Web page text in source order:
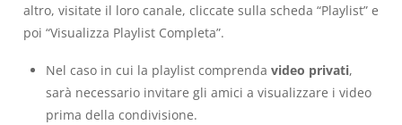
altro, visitate il loro canale, cliccate sulla scheda “Playlist” e
poi “Visualizza Playlist Completa”.
Nel caso in cui la playlist comprenda video privati,
sarà necessario invitare gli amici a visualizzare i video
prima della condivisione.